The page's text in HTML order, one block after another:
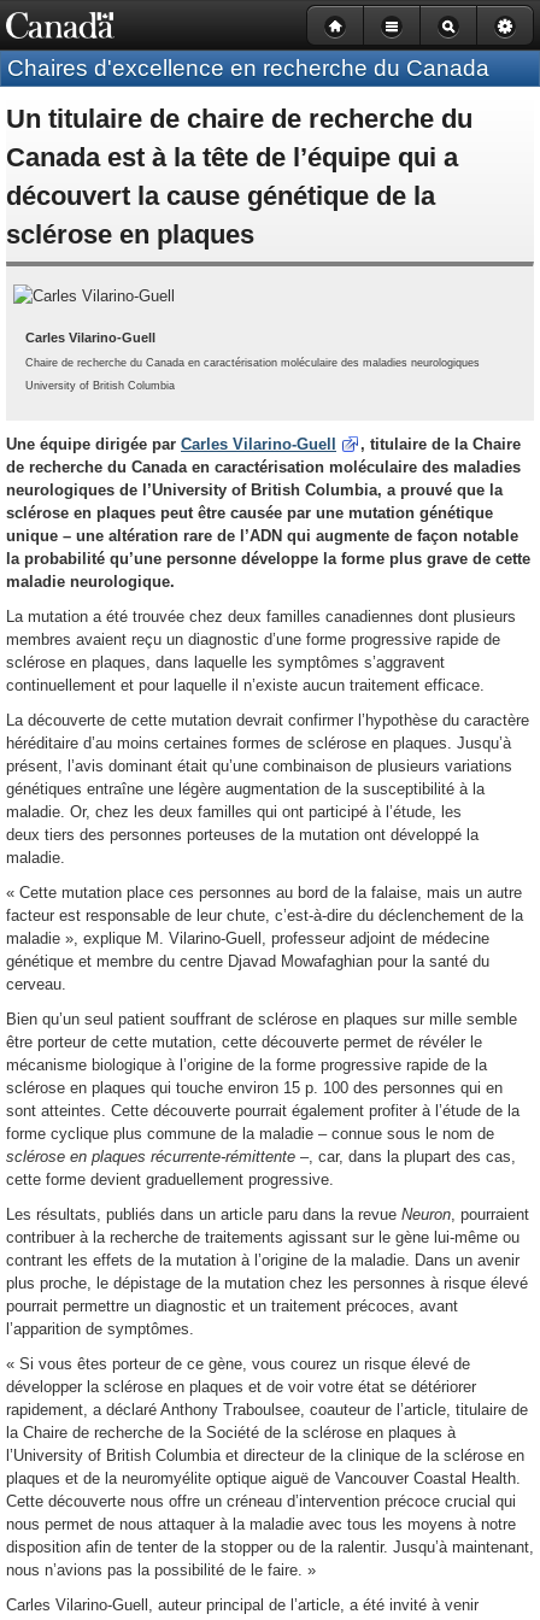
Passer
au
contenu
Passer
à
la
Passer
aux
informations
le
site
Version
HTML
simplifiée
Government
of
Canada
navigation
bar
Chaires d'excellence en recherche du Canada
Un titulaire de chaire de recherche du
Canada est à la tête de l’équipe qui a
découvert la cause génétique de la
sclérose en plaques
Carles Vilarino-Guell
Chaire de recherche du Canada en caractérisation moléculaire des maladies neurologiques
University of British Columbia
Une équipe dirigée par Carles Vilarino-Guell
, titulaire de la Chaire
de recherche du Canada en caractérisation moléculaire des maladies
neurologiques de l’University of British Columbia, a prouvé que la
sclérose en plaques peut être causée par une mutation génétique
unique – une altération rare de l’ADN qui augmente de façon notable
la probabilité qu’une personne développe la forme plus grave de cette
maladie neurologique.
La mutation a été trouvée chez deux familles canadiennes dont plusieurs
membres avaient reçu un diagnostic d’une forme progressive rapide de
sclérose en plaques, dans laquelle les symptômes s’aggravent
continuellement et pour laquelle il n’existe aucun traitement efficace.
La découverte de cette mutation devrait confirmer l’hypothèse du caractère
héréditaire d’au moins certaines formes de sclérose en plaques. Jusqu’à
présent, l’avis dominant était qu’une combinaison de plusieurs variations
génétiques entraîne une légère augmentation de la susceptibilité à la
maladie. Or, chez les deux familles qui ont participé à l’étude, les
deux tiers des personnes porteuses de la mutation ont développé la
maladie.
« Cette mutation place ces personnes au bord de la falaise, mais un autre
facteur est responsable de leur chute, c’est-à-dire du déclenchement de la
maladie », explique M. Vilarino-Guell, professeur adjoint de médecine
génétique et membre du centre Djavad Mowafaghian pour la santé du
cerveau.
Bien qu’un seul patient souffrant de sclérose en plaques sur mille semble
être porteur de cette mutation, cette découverte permet de révéler le
mécanisme biologique à l’origine de la forme progressive rapide de la
sclérose en plaques qui touche environ 15 p. 100 des personnes qui en
sont atteintes. Cette découverte pourrait également profiter à l’étude de la
forme cyclique plus commune de la maladie – connue sous le nom de
sclérose en plaques récurrente-rémittente –, car, dans la plupart des cas,
cette forme devient graduellement progressive.
Les résultats, publiés dans un article paru dans la revue Neuron, pourraient
contribuer à la recherche de traitements agissant sur le gène lui-même ou
contrant les effets de la mutation à l’origine de la maladie. Dans un avenir
plus proche, le dépistage de la mutation chez les personnes à risque élevé
pourrait permettre un diagnostic et un traitement précoces, avant
l’apparition de symptômes.
« Si vous êtes porteur de ce gène, vous courez un risque élevé de
développer la sclérose en plaques et de voir votre état se détériorer
rapidement, a déclaré Anthony Traboulsee, coauteur de l’article, titulaire de
la Chaire de recherche de la Société de la sclérose en plaques à
l’University of British Columbiaet directeur de la clinique de la sclérose en
plaques et de la neuromyélite optique aiguë de Vancouver Coastal Health.
Cette découverte nous offre un créneau d’intervention précoce crucial qui
nous permet de nous attaquer à la maladie avec tous les moyens à notre
disposition afin de tenter de la stopper ou de la ralentir. Jusqu’à maintenant,
nous n’avions pas la possibilité de le faire. »
Carles Vilarino-Guell, auteur principal de l’article, a été invité à venir